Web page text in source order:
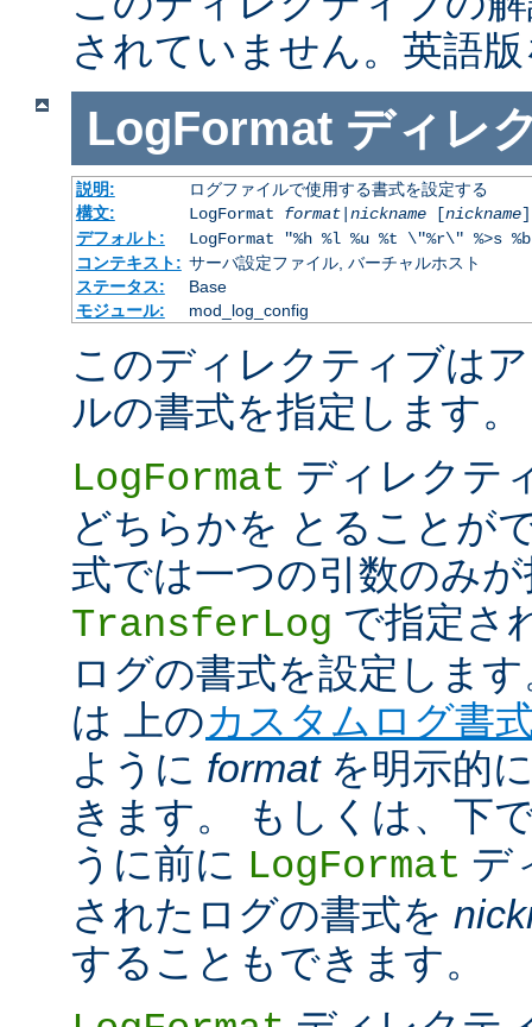
されていません。英語
LogFormat ディレ
説明:
ログファイルで使用する書式を設定する
構文:
LogFormat format| nickname[nickname]
デフォルト:
LogFormat "%h %l %u %t \"%r\" %>s
コンテキスト: サーバ設定ファイル, バーチャルホスト
ステータス:
Base
モジュール:
mod_log_config
このディレクティブは
ルの書式を指定します。
LogFormat ディレクテ
どちらかを とることが
式では一つの引数のみ
TransferLog で指定さ
ログの書式を設定しま
は 上のカスタムログ書
ように formatを明示的
きます。 もしくは、下
うに前に LogFormat デ
されたログの書式を
することもできます。